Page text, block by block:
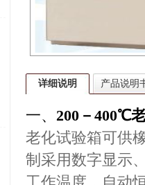
详细说明 产品说明
一、 200－400℃
老化试验箱可供
制采用数字显示